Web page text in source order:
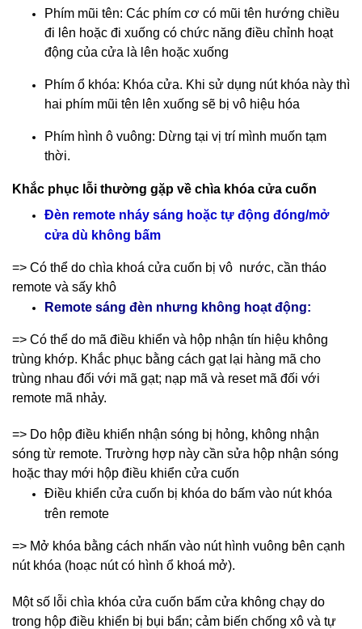
Phím mũi tên: Các phím cơ có mũi tên hướng chiều
đi lên hoặc đi xuống có chức năng điều chỉnh hoạt
động của cửa là lên hoặc xuống
Phím ổ khóa: Khóa cửa. Khi sử dụng nút khóa này thì
hai phím mũi tên lên xuống sẽ bị vô hiệu hóa
Phím hình ô vuông: Dừng tại vị trí mình muốn tạm
thời.
Khắc phục lỗi thường gặp về chìa khóa cửa cuốn
Đèn remote nháy sáng hoặc tự động đóng/mở
cửa dù không bấm
=> Có thể do chìa khoá cửa cuốn bị vô nước, cần tháo
remote và sấy khô
Remote sáng đèn nhưng không hoạt động:
=> Có thể do mã điều khiển và hộp nhận tín hiệu không
trùng khớp. Khắc phục bằng cách gạt lại hàng mã cho
trùng nhau đối với mã gạt; nạp mã và reset mã đối với
remote mã nhảy.
=> Do hộp điều khiển nhận sóng bị hỏng, không nhận
sóng từ remote. Trường hợp này cần sửa hộp nhận sóng
hoặc thay mới hộp điều khiển cửa cuốn
Điều khiển cửa cuốn bị khóa do bấm vào nút khóa
trên remote
=> Mở khóa bằng cách nhấn vào nút hình vuông bên cạnh
nút khóa (hoạc nút có hình ổ khoá mở).
Một số lỗi chìa khóa cửa cuốn bấm cửa không chạy do
trong hộp điều khiển bị bụi bẩn; cảm biến chống xô và tự